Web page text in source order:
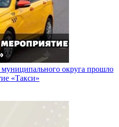
округа прошло
«Такси»